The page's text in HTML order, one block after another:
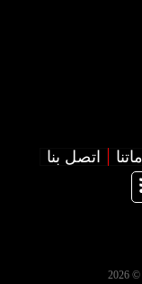
اتصل بنا